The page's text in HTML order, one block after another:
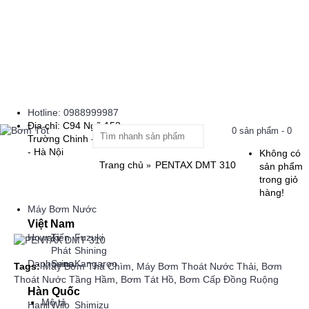
Hotline: 0988999987
Địa chỉ: C94 Ngõ 153
Trường Chinh - Thanh Xuân
- Hà Nội
0 sản phẩm - 0
Không có
sản phẩm
trong giỏ
hàng!
Máy Bơm Nước
Việt Nam
HowakiTiến
Phát
Fuzuki
Shining
Daphovina
SenaKangaroo
Hàn Quốc
HanilWilo Shimizu
Trang chủ PENTAX DMT 310
Tags: Máy Bơm Thả Chìm Máy Bơm Thoát Nước Thải Bơm
Thoát Nước Tầng Hầm
Bơm Tát Hồ Bơm Cấp Đồng Ruộng
Mô tả